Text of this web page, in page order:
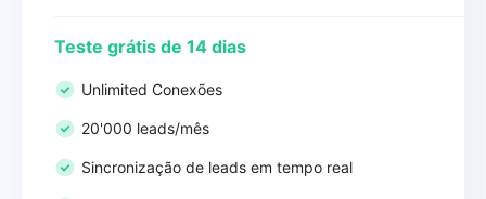
Teste grátis de 14 dias
Unlimited Conexões
20'000 leads/mês
Sincronização de leads em tempo real